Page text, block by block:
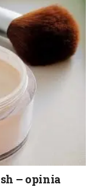
– opinia